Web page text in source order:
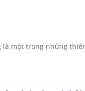
là một trong những